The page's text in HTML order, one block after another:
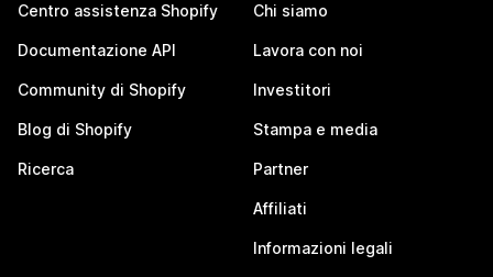
Centro assistenza Shopify
Documentazione API
Community di Shopify
Blog di Shopify
Ricerca
Chi siamo
Lavora con noi
Investitori
Stampa e media
Partner
Affiliati
Informazioni legali